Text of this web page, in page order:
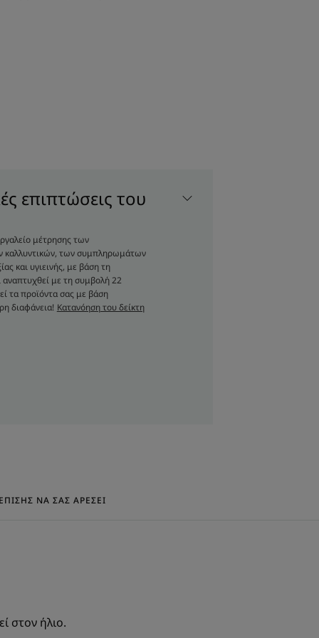
απόδρασης και αφήστε τις
σύνθεση με 80% συστατικά
και τα μαλλιά και απομακρύνει
αντηλιακών.
επανορθωτικές ιδιότητες του
τα μαλλιά που έχουν αφυδατωθεί
ίνες της τρίχας χαρίζοντας
μαλλιά που ξεμπλέκονται εύκολα
επιπτώσεις του
μέτρησης των
καλλυντικών, των συμπληρωμάτων
και υγιεινής, με βάση τη
αναπτυχθεί με τη συμβολή 22
τα προϊόντα σας με βάση
διαφάνεια! Κατανόηση του δείκτη
ΝΑ ΣΑΣ ΑΡΈΣΕΙ
στον ήλιο.